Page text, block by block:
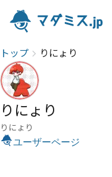
トップ りにょり
りにょり
りにょり
ユーザーページ